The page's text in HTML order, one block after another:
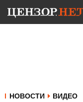
НОВОСТИ
ВИДЕО